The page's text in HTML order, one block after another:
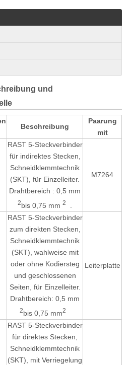
und
Beschreibung
Paarung
mit
RAST 5-Steckverbinder
für indirektes Stecken,
Schneidklemmtechnik
(SKT), für Einzelleiter.
Drahtbereich : 0,5 mm
2bis 0,75 mm 2
M7264
RAST 5-Steckverbinder
zum direkten Stecken,
Schneidklemmtechnik
(SKT), wahlweise mit
oder ohne Kodiersteg
und geschlossenen
Seiten, für Einzelleiter.
Drahtbereich: 0,5 mm
2bis 0,75 mm2
Leiterplatte
RAST 5-Steckverbinder
für direktes Stecken,
Schneidklemmtechnik
(SKT), mit Verriegelung